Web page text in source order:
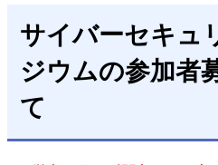
サイバーセキュ
ジウムの参加者
て